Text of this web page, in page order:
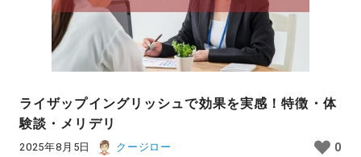
ライザップイングリッシュで効果を実感！特徴・体
験談・メリデリ
2025年8月5日 クージロー 0